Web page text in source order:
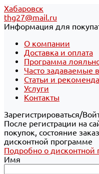
Хабаровск
thg27@mail.ru
Информация для
О компании
Доставка и оплата
Программа
Часто задаваемые
Статьи и
Услуги
Контакты
Зарегистрироваться/
После регистрации на
покупок, состояние
дисконтной программе
Подробно о дисконтной
Имя